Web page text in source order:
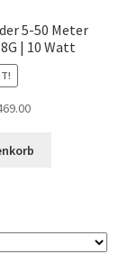
5-50 Meter
| 10 Watt
Aktueller
ist: